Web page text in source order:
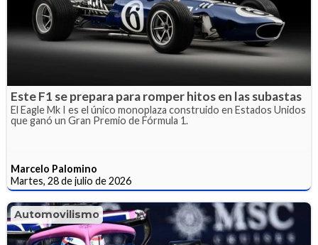
Este F1 se prepara para romper hitos en las subastas
El Eagle Mk I es el único monoplaza construido en Estados Unidos
que ganó un Gran Premio de Fórmula 1.
Marcelo Palomino
Martes, 28 de julio de 2026
Automovilismo